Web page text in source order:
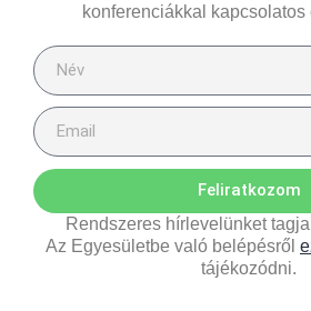
konferenciákkal kapcsolatos
Feliratkozom
Rendszeres hírlevelünket
Az Egyesületbe való belépésről
tájékozódni.